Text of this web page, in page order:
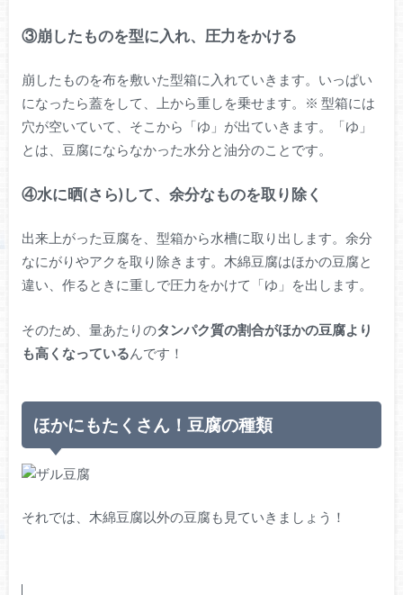
③崩したものを型に入れ、圧力をかける
崩したものを布を敷いた型箱に入れていきます。いっぱい
になったら蓋をして、上から重しを乗せます。※ 型箱には
穴が空いていて、そこから「ゆ」が出ていきます。「ゆ」
とは、豆腐にならなかった水分と油分のことです。
④水に晒(さら)して、余分なものを取り除く
出来上がった豆腐を、型箱から水槽に取り出します。余分
なにがりやアクを取り除きます。木綿豆腐はほかの豆腐と
違い、作るときに重しで圧力をかけて「ゆ」を出します。
そのため、量あたりのタンパク質の割合がほかの豆腐より
も高くなっているんです！
ほかにもたくさん！豆腐の種類
それでは、木綿豆腐以外の豆腐も見ていきましょう！